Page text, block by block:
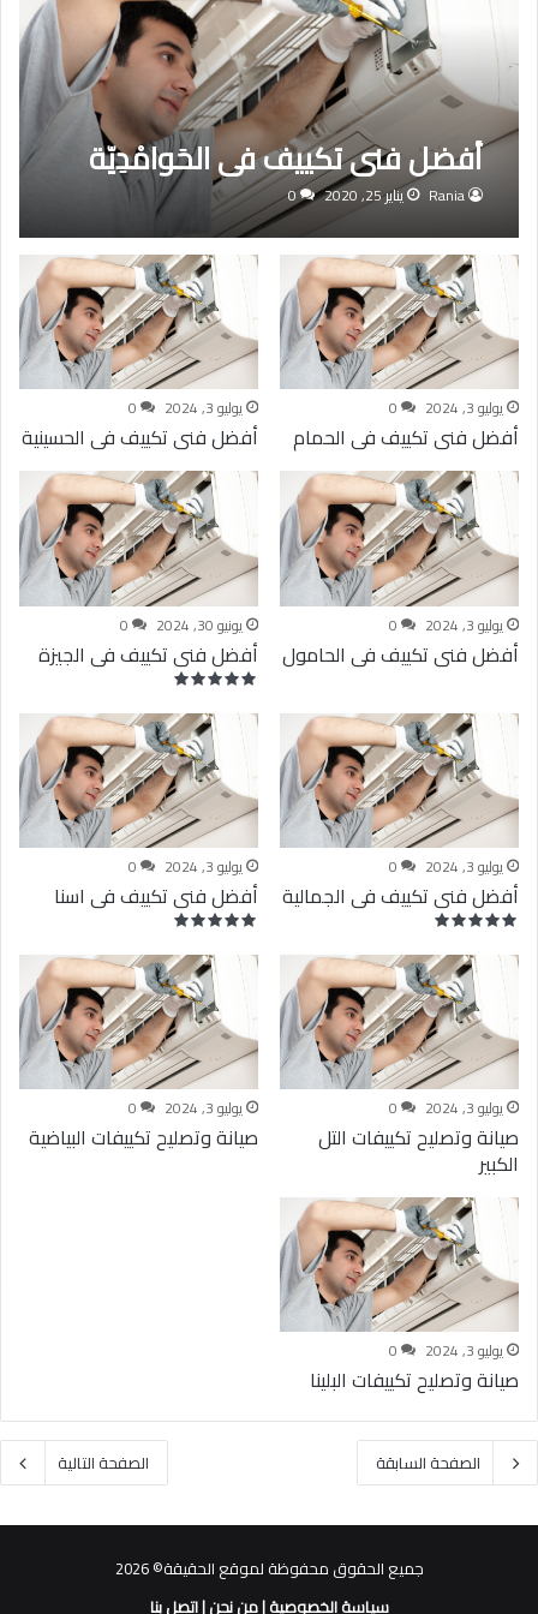
أفضل فنى تكييف فى الحَوامْدِيّة
Rania يناير 25, 2020 0
يوليو 3, 2024 0
أفضل فنى تكييف فى الحمام
يوليو 3, 2024 0
أفضل فنى تكييف فى الحسينية
يوليو 3, 2024 0
أفضل فنى تكييف فى الحامول
يونيو 30, 2024 0
أفضل فنى تكييف فى الجيزة
يوليو 3, 2024 0
أفضل فنى تكييف فى الجمالية
يوليو 3, 2024 0
أفضل فنى تكييف فى اسنا
يوليو 3, 2024 0
صيانة وتصليح تكييفات التل
الكبير
يوليو 3, 2024 0
صيانة وتصليح تكييفات البياضية
يوليو 3, 2024 0
صيانة وتصليح تكييفات البلينا
الصفحة السابقة الصفحة التالية
جميع الحقوق محفوظة لموقع الحقيقة© 2026
سياسة الخصوصية|من نحن|اتصل بنا